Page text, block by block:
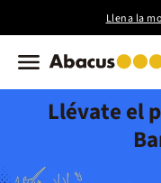
Llena la
Llévate el